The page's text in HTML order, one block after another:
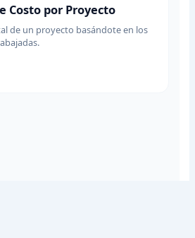
Costo por Proyecto
de un proyecto basándote en los